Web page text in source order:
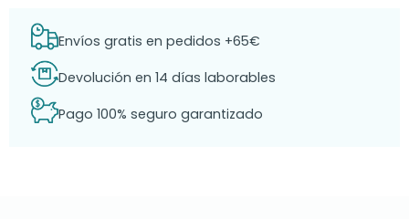
Envíos gratis en pedidos +65€
Devolución en 14 días laborables
Pago 100% seguro garantizado